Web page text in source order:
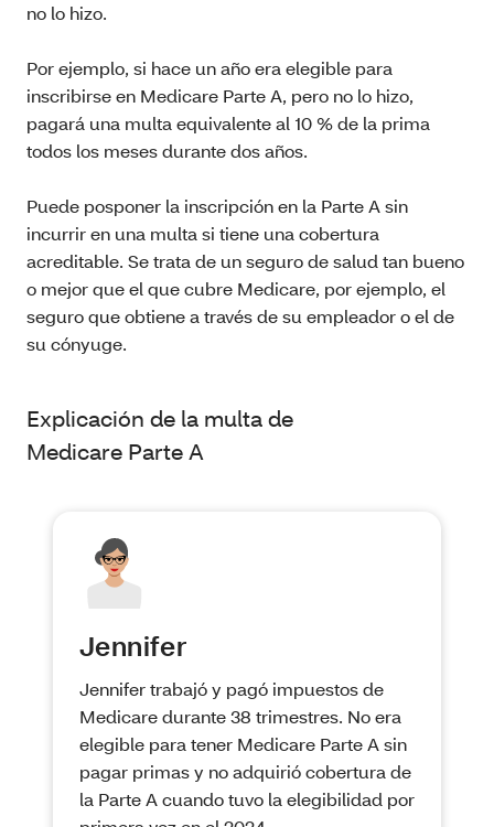
no lo hizo.
Por ejemplo, si hace un año era elegible para
inscribirse en Medicare Parte A, pero no lo hizo,
pagará una multa equivalente al 10 % de la prima
todos los meses durante dos años.
Puede posponer la inscripción en la Parte A sin
incurrir en una multa si tiene una cobertura
acreditable. Se trata de un seguro de salud tan bueno
o mejor que el que cubre Medicare, por ejemplo, el
seguro que obtiene a través de su empleador o el de
su cónyuge.
Explicación de la multa de
Medicare Parte A
Jennifer
Jennifer trabajó y pagó impuestos de
Medicare durante 38 trimestres. No era
elegible para tener Medicare Parte A sin
pagar primas y no adquirió cobertura de
la Parte A cuando tuvo la elegibilidad por